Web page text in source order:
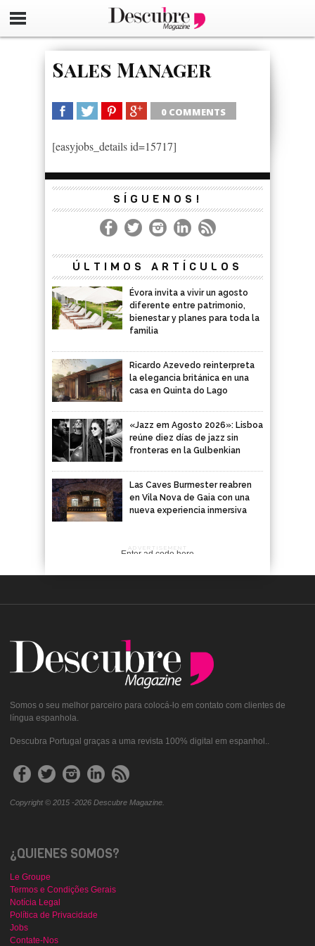
google-site-
Sales Manager
0 COMMENTS
[easyjobs_details id=15717]
SÍGUENOS!
ÚLTIMOS ARTÍCULOS
Évora invita a vivir un agosto
diferente entre patrimonio,
bienestar y planes para toda la
familia
Ricardo Azevedo reinterpreta
la elegancia británica en una
casa en Quinta do Lago
«Jazz em Agosto 2026»: Lisboa
reúne diez días de jazz sin
fronteras en la Gulbenkian
Las Caves Burmester reabren
en Vila Nova de Gaia con una
nueva experiencia inmersiva
ADVERTISEMENT
Enter ad code here
Somos o seu melhor parceiro para colocá-lo em contato com clientes de
língua espanhola.
Descubra Portugal graças a uma revista 100% digital em espanhol..
Copyright © 2015 -2026 Descubre Magazine.
¿QUIENES SOMOS?
Le Groupe
Termos e Condições Gerais
Notícia Legal
Política de Privacidade
Jobs
Contate-Nos